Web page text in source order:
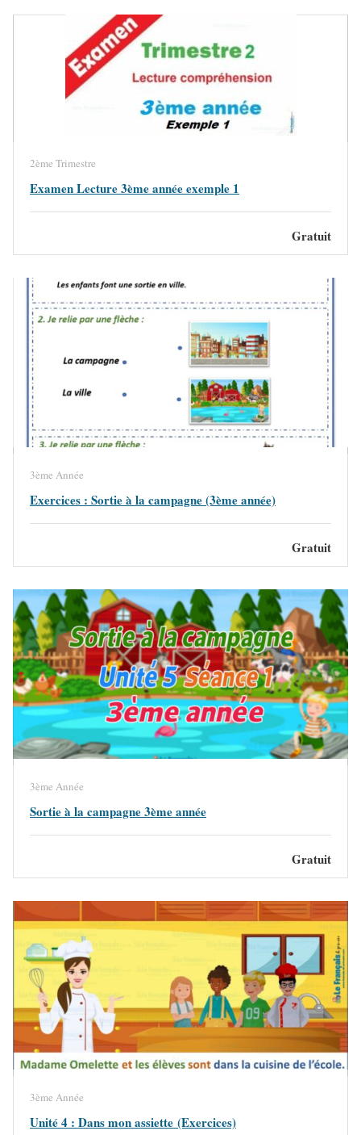
2ème Trimestre
Examen Lecture 3ème année exemple 1
Gratuit
3ème Année
Exercices : Sortie à la campagne (3ème année)
Gratuit
3ème Année
Sortie à la campagne 3ème année
Gratuit
3ème Année
Unité 4 : Dans mon assiette (Exercices)